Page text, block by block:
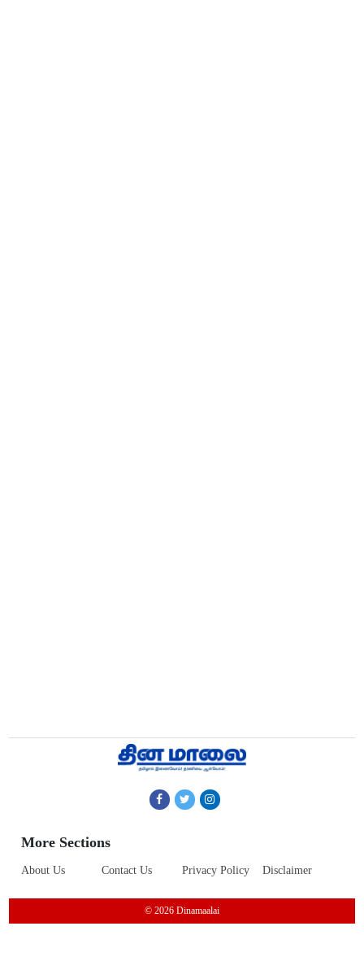
More Sections
About Us Contact Us Privacy Policy Disclaimer
© 2026 Dinamaalai